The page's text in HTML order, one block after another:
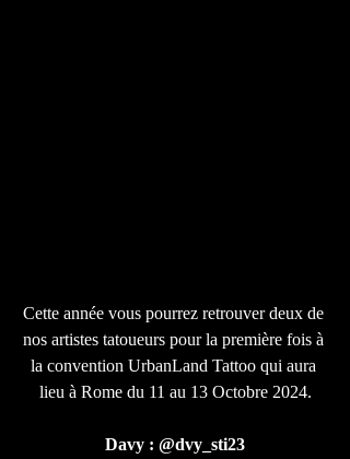
Cette année vous pourrez retrouver deux de
nos artistes tatoueurs pour la première fois à
la convention UrbanLand Tattoo qui aura
lieu à Rome du 11 au 13 Octobre 2024.
Davy : @dvy_sti23